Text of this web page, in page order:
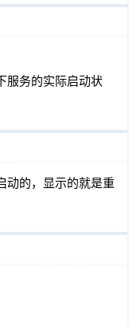
服务的实际启动状
动的，显示的就是重